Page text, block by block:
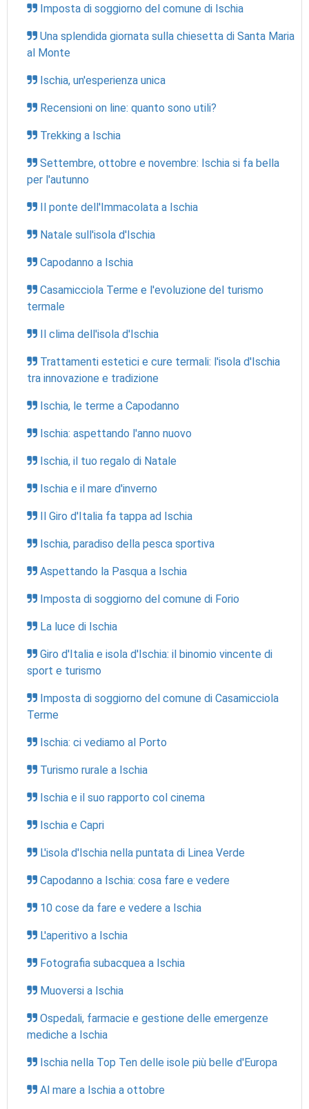
Imposta di soggiorno del comune di Ischia
Una splendida giornata sulla chiesetta di Santa Maria
al Monte
Ischia, un'esperienza unica
Recensioni on line: quanto sono utili?
Trekking a Ischia
Settembre, ottobre e novembre: Ischia si fa bella
per l'autunno
Il ponte dell'Immacolata a Ischia
Natale sull'isola d'Ischia
Capodanno a Ischia
Casamicciola Terme e l'evoluzione del turismo
termale
Il clima dell'isola d'Ischia
Trattamenti estetici e cure termali: l'isola d'Ischia
tra innovazione e tradizione
Ischia, le terme a Capodanno
Ischia: aspettando l'anno nuovo
Ischia, il tuo regalo di Natale
Ischia e il mare d'inverno
Il Giro d'Italia fa tappa ad Ischia
Ischia, paradiso della pesca sportiva
Aspettando la Pasqua a Ischia
Imposta di soggiorno del comune di Forio
La luce di Ischia
Giro d'Italia e isola d'Ischia: il binomio vincente di
sport e turismo
Imposta di soggiorno del comune di Casamicciola
Terme
Ischia: ci vediamo al Porto
Turismo rurale a Ischia
Ischia e il suo rapporto col cinema
Ischia e Capri
L'isola d'Ischia nella puntata di Linea Verde
Capodanno a Ischia: cosa fare e vedere
10 cose da fare e vedere a Ischia
L'aperitivo a Ischia
Fotografia subacquea a Ischia
Muoversi a Ischia
Ospedali, farmacie e gestione delle emergenze
mediche a Ischia
Ischia nella Top Ten delle isole più belle d'Europa
Al mare a Ischia a ottobre